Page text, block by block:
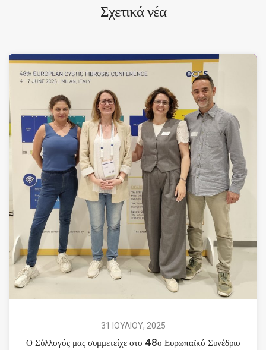
Σχετικά νέα
31 ΙΟΥΛΙΟΥ, 2025
Ο Σύλλογός μας συμμετείχε στο 48ο Ευρωπαϊκό Συνέδριο